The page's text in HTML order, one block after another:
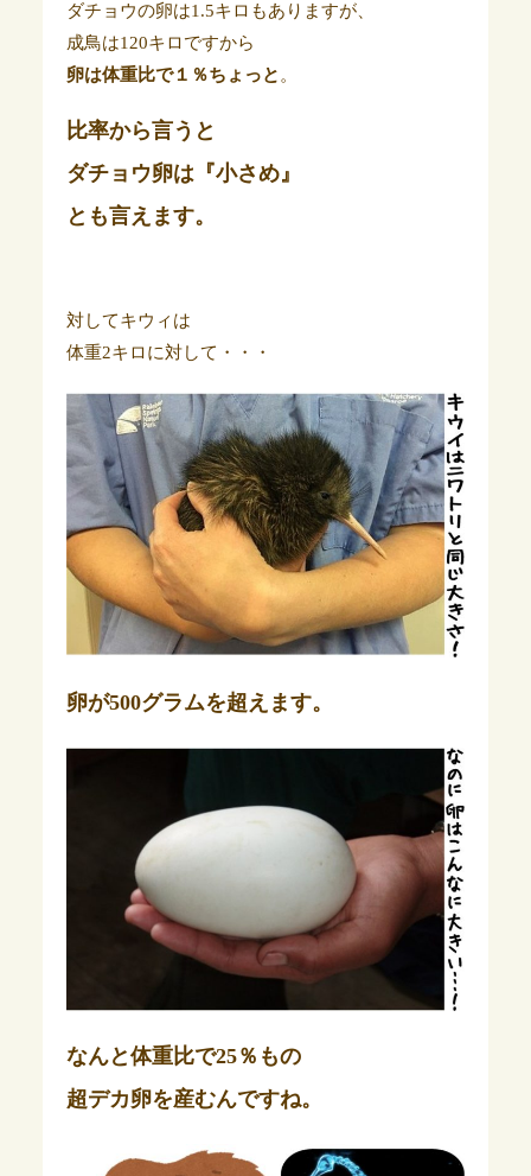
ダチョウの卵は1.5キロもありますが、
成鳥は120キロですから
卵は体重比で１％ちょっと。
比率から言うと
ダチョウ卵は『小さめ』
とも言えます。
対してキウィは
体重2キロに対して・・・
卵が500グラムを超えます。
なんと体重比で25％もの
超デカ卵を産むんですね。